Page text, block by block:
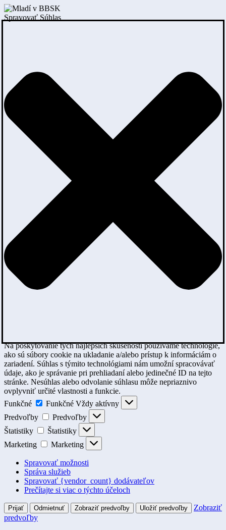
Spravovať Súhlas
Na poskytovanie tých najlepších skúseností používame technológie,
ako sú súbory cookie na ukladanie a/alebo prístup k informáciám o
zariadení. Súhlas s týmito technológiami nám umožní spracovávať
údaje, ako je správanie pri prehliadaní alebo jedinečné ID na tejto
stránke. Nesúhlas alebo odvolanie súhlasu môže nepriaznivo
ovplyvniť určité vlastnosti a funkcie.
Funkčné
Funkčné Vždy aktívny
Predvoľby
Predvoľby
Štatistiky
Štatistiky
Marketing
Marketing
Spravovať možnosti
Správa služieb
Spravovať {vendor_count} dodávateľov
Prečítajte si viac o týchto účeloch
Prijať Odmietnuť Zobraziť predvoľby Uložiť predvoľby
Zobraziť
predvoľby